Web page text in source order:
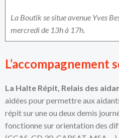
La Boutik se situe avenue Yves
mercredi de 13h à 17h.
L’accompagnement
La Halte Répit, Relais des
aidées pour permettre aux
répit sur une ou deux demis
fonctionne sur orientation des